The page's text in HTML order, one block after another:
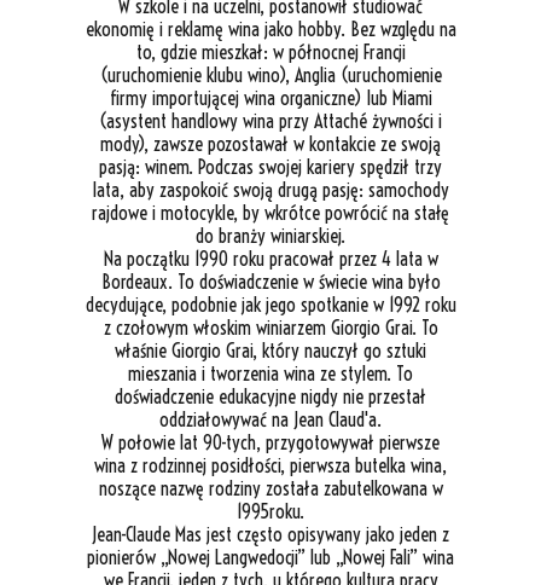
W szkole i na uczelni, postanowił studiować
ekonomię i reklamę wina jako hobby. Bez względu na
to, gdzie mieszkał: w północnej Francji
(uruchomienie klubu wino), Anglia (uruchomienie
firmy importującej wina organiczne) lub Miami
(asystent handlowy wina przy Attaché żywności i
mody), zawsze pozostawał w kontakcie ze swoją
pasją: winem. Podczas swojej kariery spędził trzy
lata, aby zaspokoić swoją drugą pasję: samochody
rajdowe i motocykle, by wkrótce powrócić na stałę
do branży winiarskiej.
Na początku 1990 roku pracował przez 4 lata w
Bordeaux. To doświadczenie w świecie wina było
decydujące, podobnie jak jego spotkanie w 1992 roku
z czołowym włoskim winiarzem Giorgio Grai. To
właśnie Giorgio Grai, który nauczył go sztuki
mieszania i tworzenia wina ze stylem. To
doświadczenie edukacyjne nigdy nie przestał
oddziałowywać na Jean Claud'a.
W połowie lat 90-tych, przygotowywał pierwsze
wina z rodzinnej posidłości, pierwsza butelka wina,
noszące nazwę rodziny została zabutelkowana w
1995roku.
Jean-Claude Mas jest często opisywany jako jeden z
pionierów „Nowej Langwedocji” lub „Nowej Fali” wina
we Francji, jeden z tych, u którego kultura pracy